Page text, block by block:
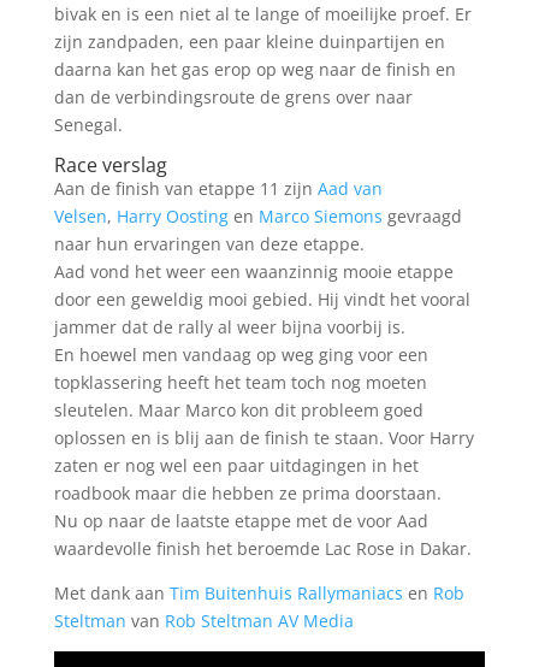
bivak en is een niet al te lange of moeilijke proef. Er
zijn zandpaden, een paar kleine duinpartijen en
daarna kan het gas erop op weg naar de finish en
dan de verbindingsroute de grens over naar
Senegal.
Race verslag
Aan de finish van etappe 11 zijn Aad van
Velsen, Harry Oostingen Marco Siemons gevraagd
naar hun ervaringen van deze etappe.
Aad vond het weer een waanzinnig mooie etappe
door een geweldig mooi gebied. Hij vindt het vooral
jammer dat de rally al weer bijna voorbij is.
En hoewel men vandaag op weg ging voor een
topklassering heeft het team toch nog moeten
sleutelen. Maar Marco kon dit probleem goed
oplossen en is blij aan de finish te staan. Voor Harry
zaten er nog wel een paar uitdagingen in het
roadbook maar die hebben ze prima doorstaan.
Nu op naar de laatste etappe met de voor Aad
waardevolle finish het beroemde Lac Rose in Dakar.
Met dank aan Tim Buitenhuis Rallymaniacs en Rob
Steltman van Rob Steltman AV Media